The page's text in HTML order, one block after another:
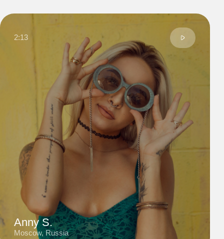
Talented designer known for creating stylish
and contemporary projects with a keen eye for
detail. Her work stands out for its bold color
schemes, minimalist approach, and harmonious
blend of functionality and aesthetics.
Read review
Profession
Digital Designer
Experience
6 years